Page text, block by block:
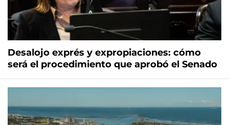
Desalojo exprés y expropiaciones: cómo
será el procedimiento que aprobó el Senado